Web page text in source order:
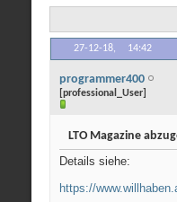
27-12-18, 14:42
programmer400
[professional_User]
LTO Magazine
Details siehe:
https://